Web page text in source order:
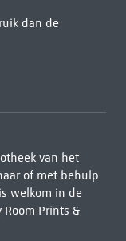
dan de
van het
of met behulp
welkom in de
Prints &